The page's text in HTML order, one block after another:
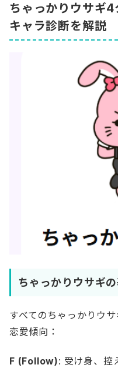
ちゃっかりウサギ
キャラ診断を解説
ちゃっかりウサギの
すべてのちゃっかりウ
恋愛傾向：
F (Follow): 受け身、控